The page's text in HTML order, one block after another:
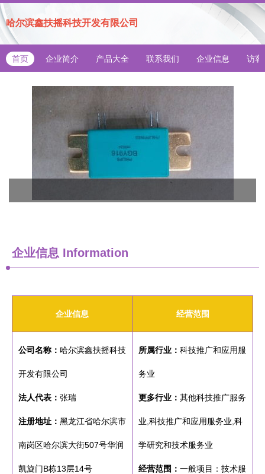
哈尔滨鑫扶摇科技开发有限公司
首页 企业简介 产品大全 联系我们 企业信息 访客
企业信息 Information
企业信息 经营范围
公司名称： 哈尔滨鑫扶摇科技
开发有限公司
法人代表： 张瑞
注册地址： 黑龙江省哈尔滨市
南岗区哈尔滨大街507号华润
凯旋门B栋13层14号
所属行业： 科技推广和应用服
务业
更多行业： 其他科技推广服务
业,科技推广和应用服务业,科
学研究和技术服务业
经营范围： 一般项目：技术服